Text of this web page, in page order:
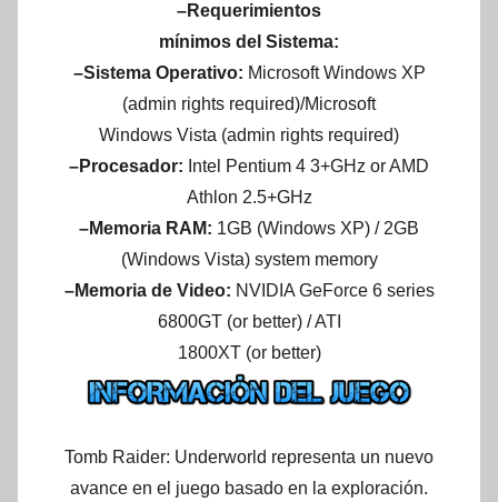
–Requerimientos
mínimos del Sistema:
–Sistema Operativo: Microsoft Windows XP
(admin rights required)/Microsoft
Windows Vista (admin rights required)
–Procesador: Intel Pentium 4 3+GHz or AMD
Athlon 2.5+GHz
–Memoria RAM: 1GB (Windows XP) / 2GB
(Windows Vista) system memory
–Memoria de Video: NVIDIA GeForce 6 series
6800GT (or better) / ATI
1800XT (or better)
Tomb Raider: Underworld representa un nuevo
avance en el juego basado en la exploración.